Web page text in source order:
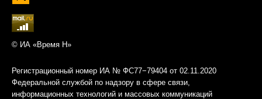
© ИА «Время Н»
Регистрационный номер ИА № ФС77−79404 от 02.11.2020
Федеральной службой по надзору в сфере связи,
информационных технологий и массовых коммуникаций